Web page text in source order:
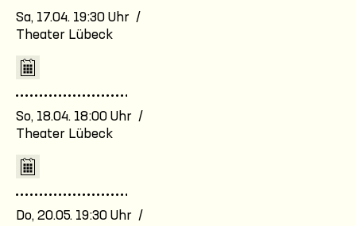
Sa, 17.04. 19:30 Uhr /
Theater Lübeck
So, 18.04. 18:00 Uhr /
Theater Lübeck
Do, 20.05. 19:30 Uhr /